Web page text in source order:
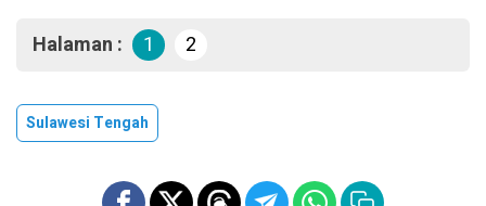
Halaman : 1 2
Sulawesi Tengah